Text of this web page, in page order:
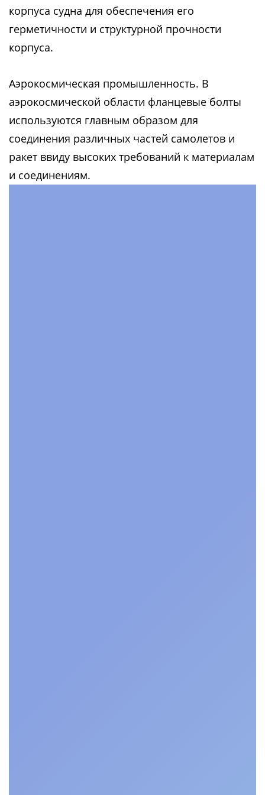
корпуса судна для обеспечения его
герметичности и структурной прочности
корпуса.
Аэрокосмическая промышленность. В
аэрокосмической области фланцевые болты
используются главным образом для
соединения различных частей самолетов и
ракет ввиду высоких требований к материалам
и соединениям.